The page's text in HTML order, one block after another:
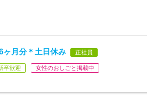
ヶ月分＊土日休み 正社員
卒歓迎 女性のおしごと掲載中